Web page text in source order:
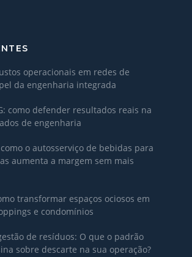
operacionais em redes de
da engenharia integrada
como defender resultados reais na
de engenharia
o autosserviço de bebidas para
aumenta a margem sem mais
transformar espaços ociosos em
e condomínios
de resíduos: O que o padrão
sobre descarte na sua operação?